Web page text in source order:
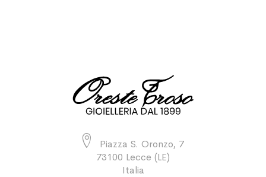
Piazza S. Oronzo, 7
73100 Lecce (LE)
Italia